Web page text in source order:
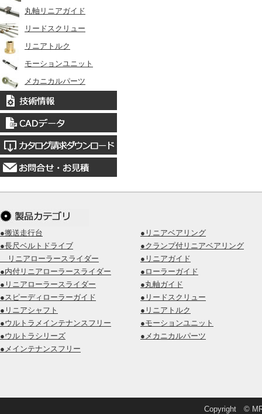
丸軸リニアガイド
リードスクリュー
リニアトルク
モーションユニット
メカニカルパーツ
●搬送走行台
●長尺ベルトドライブ
リニアローラースライダー
●内付リニアローラースライダー
●リニアローラースライダー
●スピーディローラーガイド
●リニアシャフト
●ウルトラメインテナンスフリー
●ウルトラシリーズ
●メインテナンスフリー
●リニアベアリング
●クランプ付リニアベアリング
●リニアガイド
●ローラーガイド
●丸軸ガイド
●リードスクリュー
●リニアトルク
●モーションユニット
●メカニカルパーツ
Copyright ©